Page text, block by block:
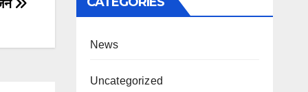
News
Uncategorized